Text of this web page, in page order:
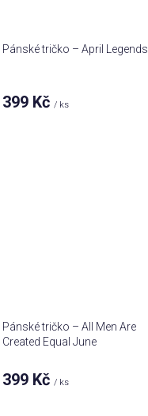
Pánské tričko – April Legends
399 Kč/ ks
Pánské tričko – All Men Are
Created Equal June
399 Kč / ks